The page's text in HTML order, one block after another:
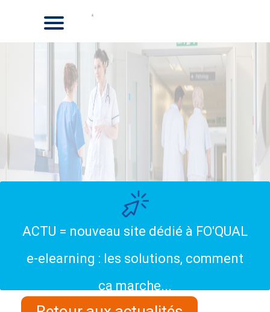
ACTU = nouveau site dédié à FO'QUAL
e-elearning : les solutions, comment
ça marche...